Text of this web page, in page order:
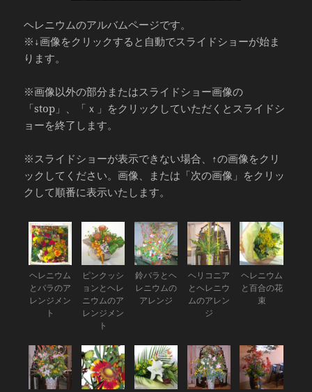
ヘレニウムのアルバムページです。
※↓画像をクリックすると自動でスライドショーが始ま
ります。
※画像以外の部分またはスライドショー画像の
「stop」、「ｘ」をクリックしていただくとスライドシ
ョーを終了します。
※スライドショーが表示できない場合、↑の画像をクリ
ックしてください。画像、または「次の画像」をクリッ
クして順番に表示いたします。
ヘレニウム
とバラのア
レンジメン
ト
ピンクッシ
ョンとヘレ
ニウムのア
レンジメン
ト
鈴バラとヘ
レニウムの
アレンジ
ヘリコニア
とヘレニウ
ムのアレン
ジ
ヘレニウム
と百合の花
束